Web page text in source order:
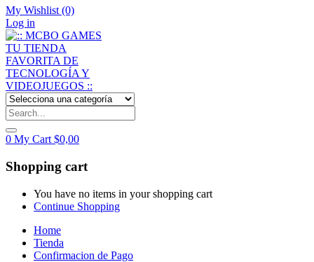
My Wishlist (0)
Log in
0 My Cart $0,00
Shopping cart
You have no items in your shopping cart
Continue Shopping
Home
Tienda
Confirmacion de Pago